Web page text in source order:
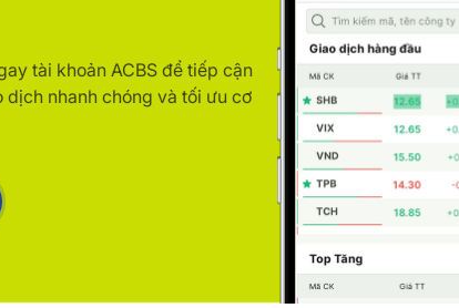
tài khoản ACBS để tiếp cận
nhanh chóng và tối ưu cơ